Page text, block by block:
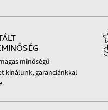
minőségű
kínálunk, garanciánkkal